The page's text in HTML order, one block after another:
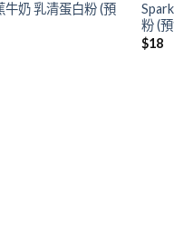
奶 乳清蛋白粉 (預
粉 (
$18